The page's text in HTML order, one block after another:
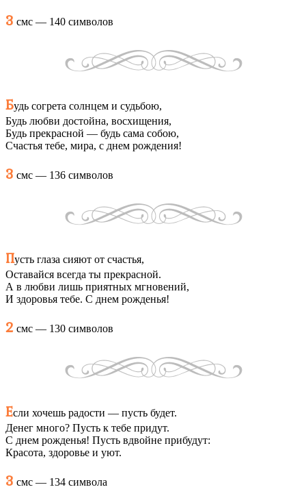
3 смс — 140 символов
Будь согрета солнцем и судьбою,
Будь любви достойна, восхищения,
Будь прекрасной — будь сама собою,
Счастья тебе, мира, с днем рождения!
3 смс — 136 символов
Пусть глаза сияют от счастья,
Оставайся всегда ты прекрасной.
А в любви лишь приятных мгновений,
И здоровья тебе. С днем рожденья!
2 смс — 130 символов
Если хочешь радости — пусть будет.
Денег много? Пусть к тебе придут.
С днем рожденья! Пусть вдвойне прибудут:
Красота, здоровье и уют.
3 смс — 134 символа